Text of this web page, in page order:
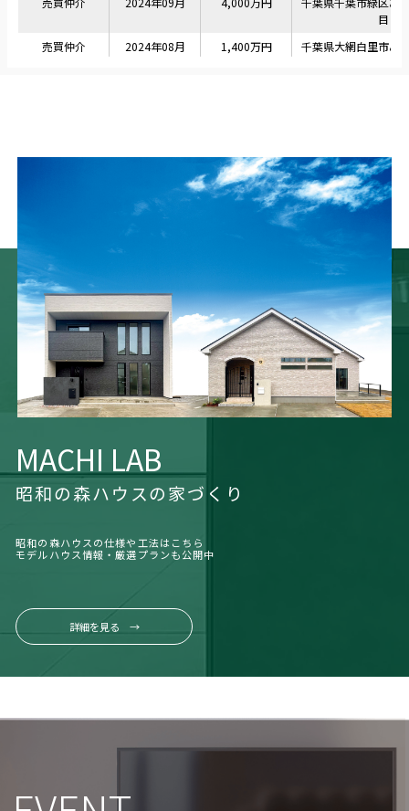
MACHI LAB
昭和の森ハウスの家づくり
昭和の森ハウスの仕様や工法はこちら
モデルハウス情報・厳選プランも公開中
詳細を見る →